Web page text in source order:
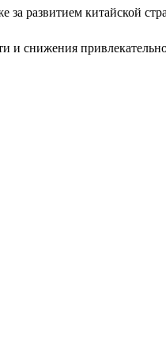
развитием китайской
и снижения